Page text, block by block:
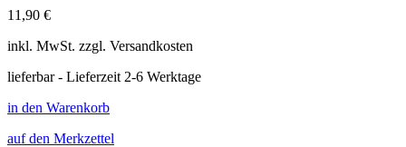
11,90 €
inkl. MwSt. zzgl. Versandkosten
lieferbar - Lieferzeit 2-6 Werktage
in den Warenkorb
auf den Merkzettel